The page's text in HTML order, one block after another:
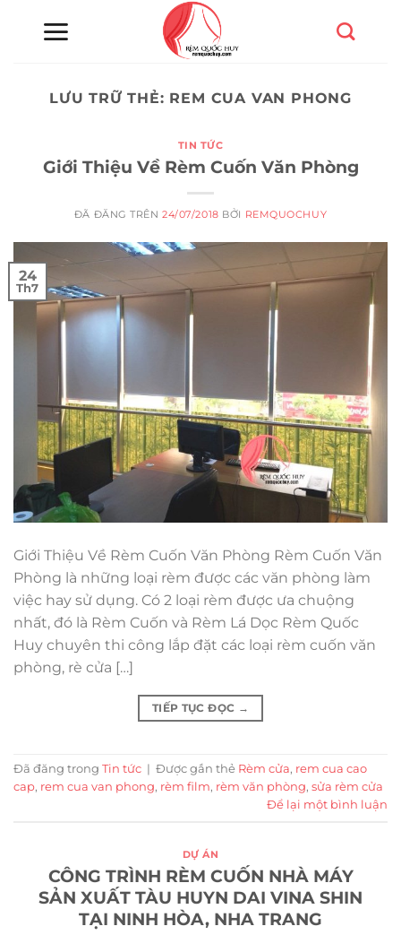
LƯU TRỮ THẺ: REM CUA VAN PHONG
TIN TỨC
Giới Thiệu Về Rèm Cuốn Văn Phòng
ĐÃ ĐĂNG TRÊN24/07/2018 BỞI REMQUOCHUY
24
Th7
Giới Thiệu Về Rèm Cuốn Văn Phòng Rèm Cuốn Văn
Phòng là những loại rèm được các văn phòng làm
việc hay sử dụng. Có 2 loại rèm được ưa chuộng
nhất, đó là Rèm Cuốn và Rèm Lá Dọc Rèm Quốc
Huy chuyên thi công lắp đặt các loại rèm cuốn văn
phòng, rè cửa […]
TIẾP TỤC ĐỌC →
Đã đăng trong Tin tức | Được gắn thẻ Rèm cửa, rem cua cao
cap, rem cua van phong, rèm film, rèm văn phòng, sửa rèm cửa
Để lại một bình luận
DỰ ÁN
CÔNG TRÌNH RÈM CUỐN NHÀ MÁY
SẢN XUẤT TÀU HUYN DAI VINA SHIN
TẠI NINH HÒA, NHA TRANG